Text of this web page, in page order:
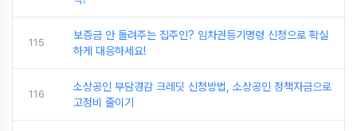
115
보증금 안 돌려주는 집주인? 임차권등기명령 신청으로 확실
하게 대응하세요!
116
소상공인 부담경감 크레딧 신청방법, 소상공인 정책자금으로
고정비 줄이기